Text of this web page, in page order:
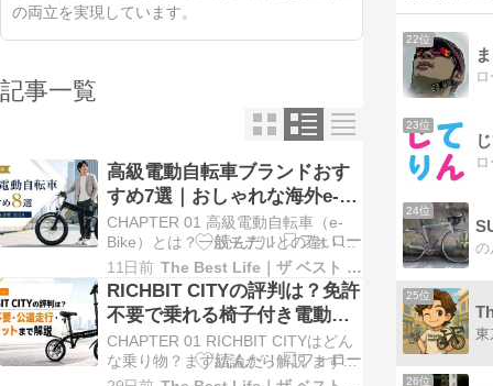
の両立を実現しています。
記事一覧
高級電動自転車ブランドおす
すめ7選｜おしゃれな海外e-
Bikeと購入先を比較【2026
年】
CHAPTER 01 高級電動自転車（e-
Bike）とは？一般モデルとの違い 高
級電動自転車とは、単に価格が高い
自転車ではありません。 デザイン、
走行性能、軽さ、乗り心地、パーツ
品質まで細かく設計された、趣味性
の高い電動アシスト自転車です。 一
般的な電動アシスト自転車は、買い
物…
11日前 The Best Life｜ザ ベスト ライフ
RICHBIT CITYの評判は？免許
不要で乗れる椅子付き電動バ
イクを正直レビュー
CHAPTER 01 RICHBIT CITYはどん
な乗り物？まず結論から解説 まず結
論からいうと、RICHBIT CITYは「マ
22位
23位
24位
25位
26位